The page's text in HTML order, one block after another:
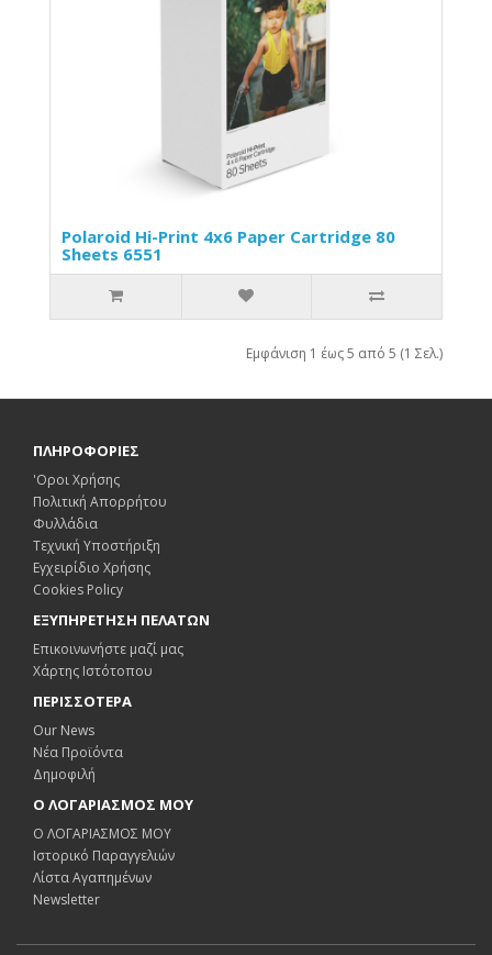
Polaroid Hi-Print 4x6 Paper Cartridge 80
Sheets 6551
Εμφάνιση 1 έως 5 από 5 (1 Σελ.)
ΠΛΗΡΟΦΟΡΙΕΣ
'Οροι Χρήσης
Πολιτική Απορρήτου
Φυλλάδια
Τεχνική Υποστήριξη
Εγχειρίδιο Χρήσης
Cookies Policy
ΕΞΥΠΗΡΕΤΗΣΗ ΠΕΛΑΤΩΝ
Επικοινωνήστε μαζί μας
Χάρτης Ιστότοπου
ΠΕΡΙΣΣΟΤΕΡΑ
Our News
Νέα Προϊόντα
Δημοφιλή
Ο ΛΟΓΑΡΙΑΣΜΟΣ ΜΟΥ
Ο ΛΟΓΑΡΙΑΣΜΟΣ ΜΟΥ
Ιστορικό Παραγγελιών
Λίστα Αγαπημένων
Newsletter